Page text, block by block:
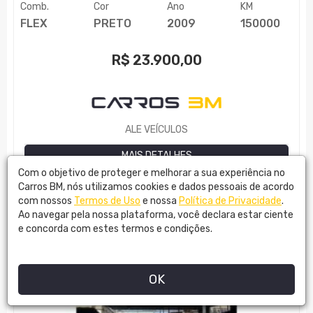
Comb.
FLEX
Cor
PRETO
Ano
2009
KM
150000
R$ 23.900,00
ALE VEÍCULOS
MAIS DETALHES
Com o objetivo de proteger e melhorar a sua experiência no
Carros BM, nós utilizamos cookies e dados pessoais de acordo
com nossos Termos de Uso e nossa Política de Privacidade.
Ao navegar pela nossa plataforma, você declara estar ciente
e concorda com estes termos e condições.
OK